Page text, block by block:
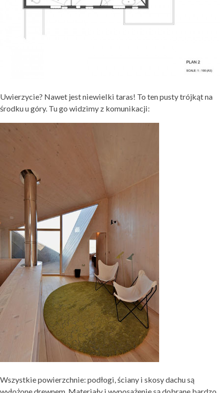
Uwierzycie? Nawet jest niewielki taras! To ten pusty trójkąt na
środku u góry. Tu go widzimy z komunikacji:
Wszystkie powierzchnie: podłogi, ściany i skosy dachu są